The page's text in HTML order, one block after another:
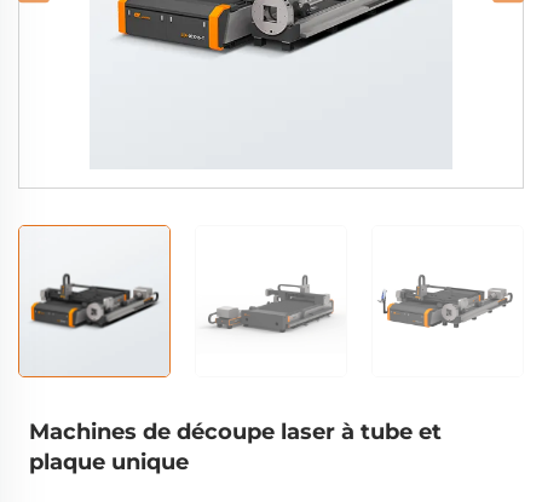
Machines de découpe laser à tube et
plaque unique